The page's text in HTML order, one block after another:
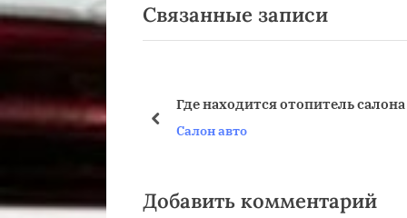
записям
д
ы
щ
з
Связанные записи
Где находится отопитель
Салон авто
пред
Добавить комментарий